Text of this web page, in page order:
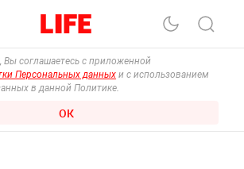
Вы соглашаетесь с приложенной
Персональных данных и с использованием
в данной Политике.
ОК